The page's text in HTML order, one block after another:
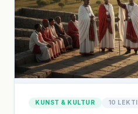
KUNST & KULTUR 10